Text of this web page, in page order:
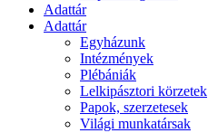
Adattár
Adattár
Egyházunk
Intézmények
Plébániák
Lelkipásztori körzetek
Papok, szerzetesek
Világi munkatársak